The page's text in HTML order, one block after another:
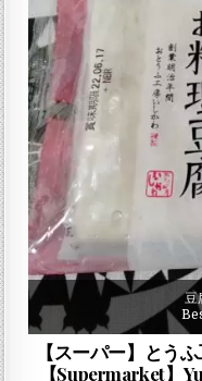
豆
【スーパー】とう
【Supermarket】